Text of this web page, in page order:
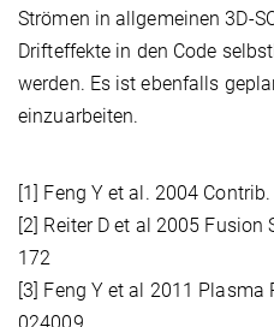
Strömen in allgemeinen 3D-
Drifteffekte in den Code
werden. Es ist ebenfalls
einzuarbeiten.
[1] Feng Y et al. 2004
[2] Reiter D et al 2005
172
[3] Feng Y et al 2011